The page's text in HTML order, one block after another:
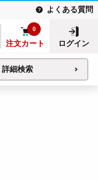
よくある質問
注文カート
0
ログイン
詳細検索